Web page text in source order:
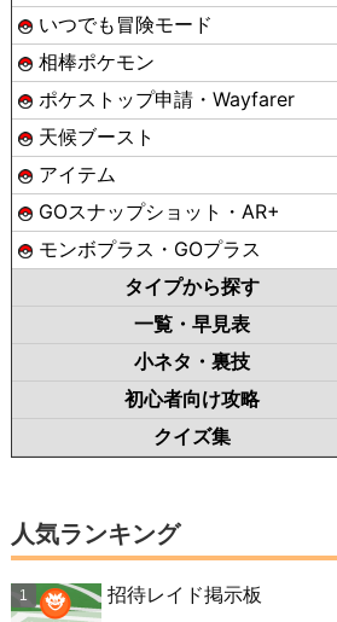
いつでも冒険モード
相棒ポケモン
ポケストップ申請・Wayfarer
天候ブースト
アイテム
GOスナップショット・AR+
モンボプラス・GOプラス
タイプから探す
一覧・早見表
小ネタ・裏技
初心者向け攻略
クイズ集
人気ランキング
招待レイド掲示板